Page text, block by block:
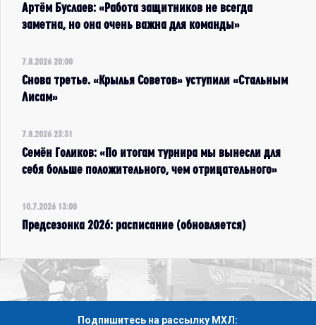
Артём Буслаев: «Работа защитников не всегда
заметна, но она очень важна для команды»
7.8.2026 20:00
Снова третье. «Крылья Советов» уступили «Стальным
Лисам»
7.8.2026 23:31
Семён Голиков: «По итогам турнира мы вынесли для
себя больше положительного, чем отрицательного»
10.7.2026 13:00
Предсезонка 2026: расписание (обновляется)
Подпишитесь на рассылку МХЛ: